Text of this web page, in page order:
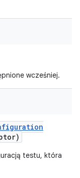
wcześniej.
testu, która